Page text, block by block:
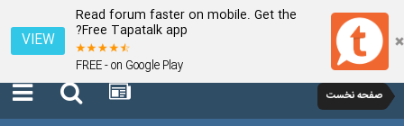
Read forum faster on mobile. Get the
Free Tapatalk app?
FREE - on Google Play
VIEW
صفحه نخست